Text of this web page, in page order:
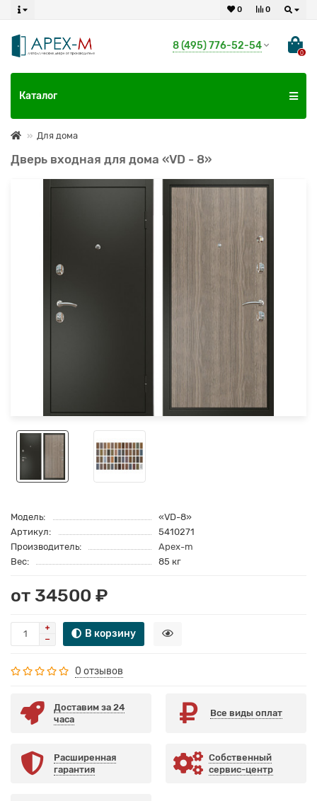
0
0
8 (495) 776-52-54
0
Каталог
Для дома
Дверь входная для дома «VD - 8»
Модель:
«VD-8»
Артикул:
5410271
Производитель:
Apex-m
Вес:
85 кг
от 34500 ₽
В корзину
0 отзывов
Доставим за 24
часа
Все виды оплат
Расширенная
гарантия
Собственный
сервис-центр